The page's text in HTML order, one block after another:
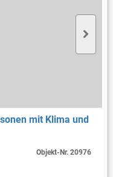
mit Klima und
Objekt-Nr.20976